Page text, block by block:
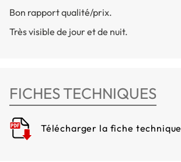
Bon rapport qualité/prix.
Très visible de jour et de nuit.
FICHES TECHNIQUES
Télécharger la fiche technique